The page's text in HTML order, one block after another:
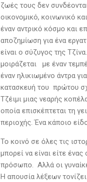
ζωές τους δεν
οικονομικό, κοινωνικό
έναν αντρικό κόσμο και
αποζημίωση για ένα
είναι ο σύζυγος της
μοιράζεται με έναν
έναν ηλικιωμένο άντρα
κατασκευή του πρώτου
Τζέιμι μιας νεαρής
οποία επισκέπτεται τη
περιοχής. Ένα κάποιο
Το κοινό σε όλες τις
μπορεί να είναι είτε
πρόσωπο. Αλλά οι
Η απουσία λέξεων